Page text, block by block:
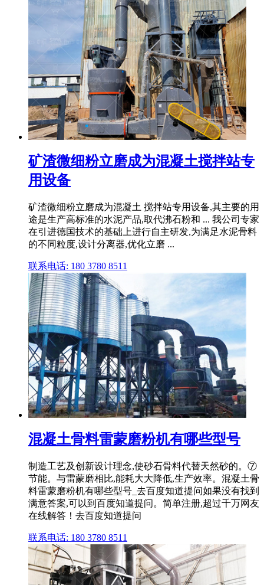
矿渣微细粉立磨成为混凝土搅拌站专
用设备
矿渣微细粉立磨成为混凝土 搅拌站专用设备,其主要的用
途是生产高标准的水泥产品,取代沸石粉和 ... 我公司专家
在引进德国技术的基础上进行自主研发,为满足水泥骨料
的不同粒度,设计分离器,优化立磨 ...
联系电话: 180 3780 8511
混凝土骨料雷蒙磨粉机有哪些型号
制造工艺及创新设计理念,使砂石骨料代替天然砂的。⑦
节能。与雷蒙磨相比,能耗大大降低,生产效率。混凝土骨
料雷蒙磨粉机有哪些型号_去百度知道提问如果没有找到
满意答案,可以到百度知道提问。简单注册,超过千万网友
在线解答！去百度知道提问
联系电话: 180 3780 8511